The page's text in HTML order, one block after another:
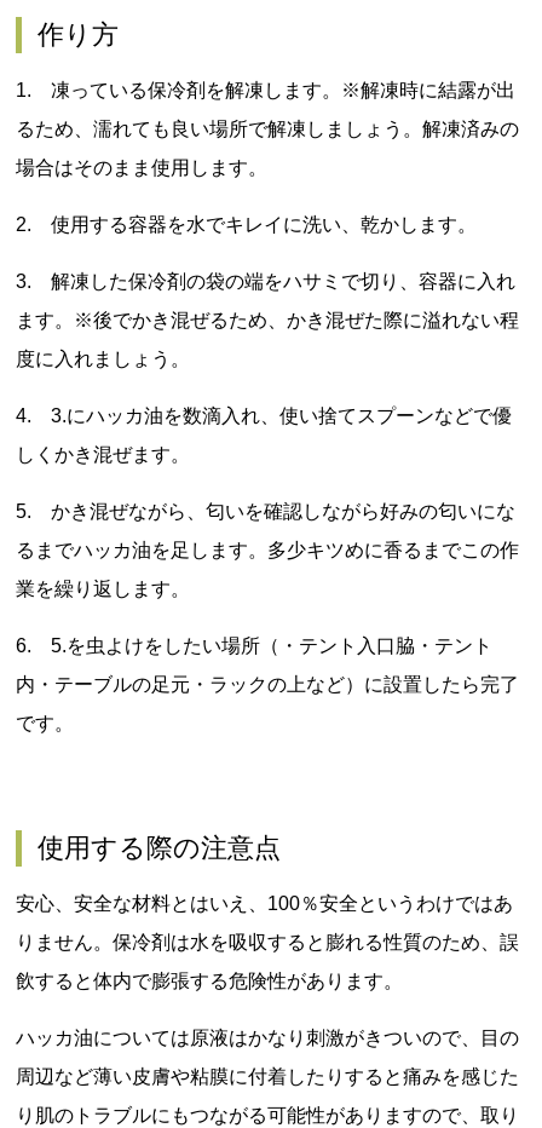
作り方
1. 凍っている保冷剤を解凍します。※解凍時に結露が出
るため、濡れても良い場所で解凍しましょう。解凍済みの
場合はそのまま使用します。
2. 使用する容器を水でキレイに洗い、乾かします。
3. 解凍した保冷剤の袋の端をハサミで切り、容器に入れ
ます。※後でかき混ぜるため、かき混ぜた際に溢れない程
度に入れましょう。
4. 3.にハッカ油を数滴入れ、使い捨てスプーンなどで優
しくかき混ぜます。
5. かき混ぜながら、匂いを確認しながら好みの匂いにな
るまでハッカ油を足します。多少キツめに香るまでこの作
業を繰り返します。
6. 5.を虫よけをしたい場所（・テント入口脇・テント
内・テーブルの足元・ラックの上など）に設置したら完了
です。
使用する際の注意点
安心、安全な材料とはいえ、100％安全というわけではあ
りません。保冷剤は水を吸収すると膨れる性質のため、誤
飲すると体内で膨張する危険性があります。
ハッカ油については原液はかなり刺激がきついので、目の
周辺など薄い皮膚や粘膜に付着したりすると痛みを感じた
り肌のトラブルにもつながる可能性がありますので、取り